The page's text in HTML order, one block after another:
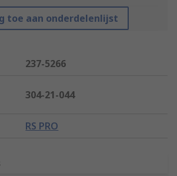
toe aan onderdelenlijst
237-5266
304-21-044
RS PRO